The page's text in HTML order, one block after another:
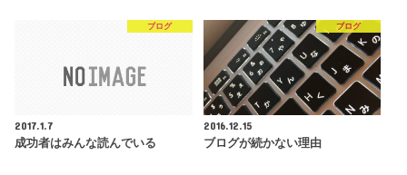
ブログ
2017.1.7
成功者はみんな読んでいる
ブログ
2016.12.15
ブログが続かない理由